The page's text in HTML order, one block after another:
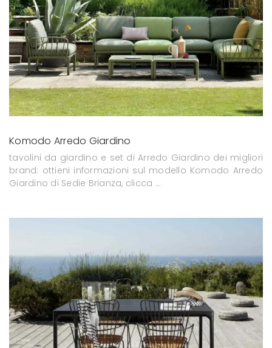
Komodo Arredo Giardino
tavolini da giardino e set di Arredo Giardino dei migliori
brand: ottieni informazioni sul modello Komodo Arredo
Giardino di Sedie Brianza, clicca ...